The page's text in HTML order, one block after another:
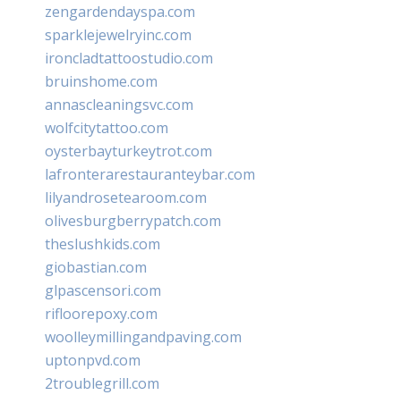
zengardendayspa.com
sparklejewelryinc.com
ironcladtattoostudio.com
bruinshome.com
annascleaningsvc.com
wolfcitytattoo.com
oysterbayturkeytrot.com
lafronterarestauranteybar.com
lilyandrosetearoom.com
olivesburgberrypatch.com
theslushkids.com
giobastian.com
glpascensori.com
rifloorepoxy.com
woolleymillingandpaving.com
uptonpvd.com
2troublegrill.com